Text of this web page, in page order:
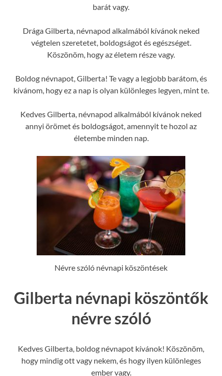
barát vagy.
Drága Gilberta, névnapod alkalmából kívánok neked
végtelen szeretetet, boldogságot és egészséget.
Köszönöm, hogy az életem része vagy.
Boldog névnapot, Gilberta! Te vagy a legjobb barátom, és
kívánom, hogy ez a nap is olyan különleges legyen, mint te.
Kedves Gilberta, névnapod alkalmából kívánok neked
annyi örömet és boldogságot, amennyit te hozol az
életembe minden nap.
Névre szóló névnapi köszöntések
Gilberta névnapi köszöntők
névre szóló
Kedves Gilberta, boldog névnapot kívánok! Köszönöm,
hogy mindig ott vagy nekem, és hogy ilyen különleges
ember vagy.